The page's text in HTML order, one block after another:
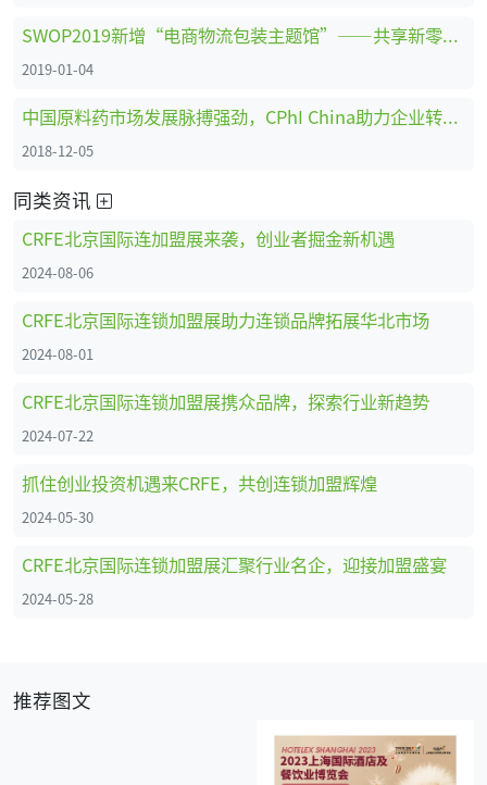
SWOP2019新增“电商物流包装主题馆”——共享新零售时代商机
2019-01-04
中国原料药市场发展脉搏强劲，CPhI China助力企业转型创新、全面升级 ！
2018-12-05
同类资讯
CRFE北京国际连加盟展来袭，创业者掘金新机遇
2024-08-06
CRFE北京国际连锁加盟展助力连锁品牌拓展华北市场
2024-08-01
CRFE北京国际连锁加盟展携众品牌，探索行业新趋势
2024-07-22
抓住创业投资机遇来CRFE，共创连锁加盟辉煌
2024-05-30
CRFE北京国际连锁加盟展汇聚行业名企，迎接加盟盛宴
2024-05-28
推荐图文